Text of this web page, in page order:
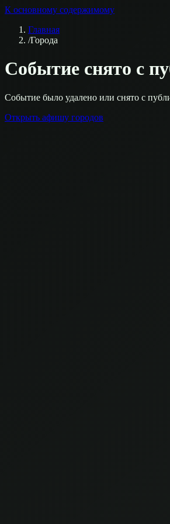
К основному содержимому
Главная
/Города
Событие снято с
Событие было удалено или снято с
Открыть афишу городов